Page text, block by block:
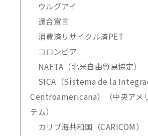
ウルグアイ
適合宣言
消費済リサイクル済PET
コロンビア
NAFTA（北米自由貿易協定）
SICA（Sistema de la
Centroamericana）（中央アメ
テム）
カリブ海共和国（CARICOM）